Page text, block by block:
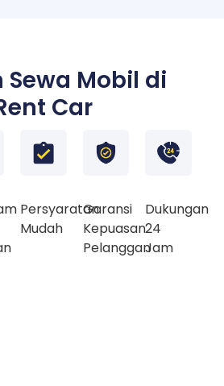
Mobil di
Car
Persyaratan
Mudah
Garansi
Kepuasan
Pelanggan
Dukungan
24
Jam